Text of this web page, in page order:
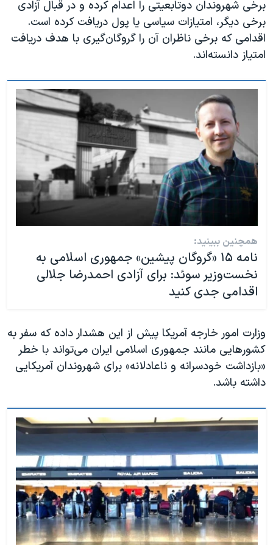
برخی شهروندان دوتابعیتی را اعدام کرده و در قبال آزادی
برخی دیگر، امتیازات سیاسی یا پول دریافت کرده است.
اقدامی که برخی ناظران آن را گروگان‌گیری با هدف دریافت
امتیاز دانسته‌اند.
همچنین ببینید:
نامه ۱۵ «گروگان‌ پیشین» جمهوری اسلامی به
نخست‌وزیر سوئد: برای آزادی احمدرضا جلالی
اقدامی جدی کنید
وزارت امور خارجه آمریکا پیش از این هشدار داده که سفر به
کشورهایی مانند جمهوری اسلامی ایران می‌تواند با خطر
«بازداشت خودسرانه و ناعادلانه» برای شهروندان آمریکایی
داشته باشد.